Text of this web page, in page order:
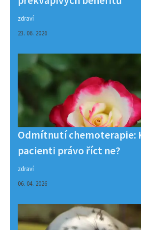
zdraví
23. 06. 2026
Odmítnutí chemoterapie:
pacienti právo říct ne?
zdraví
06. 04. 2026